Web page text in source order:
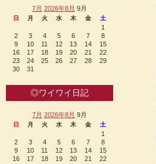
7月 2026年8月 9月
日 月 火 水 木 金 土
1
2
3 4 5 6 7
8
9
10 11 12 13 14
15
16
17 18 19 20 21
22
23
24 25 26 27 28
29
30
31
◎ワイワイ日記
7月 2026年8月 9月
日 月 火 水 木 金 土
1
2
3 4 5 6 7
8
9
10 11 12 13 14
15
16
17 18 19 20 21
22